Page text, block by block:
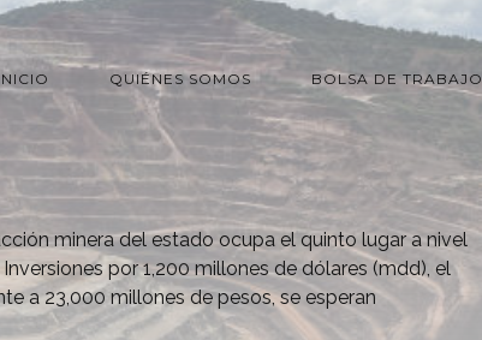
QUIÉNES SOMOS BOLSA DE TRABAJO
minera del estado ocupa el quinto lugar a nivel
Inversiones por 1,200 millones de dólares (mdd), el
a 23,000 millones de pesos, se esperan